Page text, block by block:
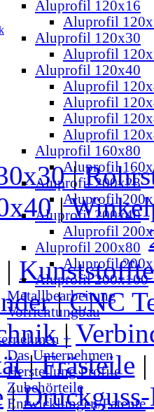
Aluprofil 120x16
Aluprofil
Aluprofil 120x30
Aluprofil
Aluprofil 120x40
Aluprofil
Aluprofil
Aluprofil
Aluprofil
Aluprofil 160x80
Aluprofil
Aluprofil 200x28
Aluprofil
Aluprofil 200x40
Aluprofil
Aluprofil 200x80
Aluprofil
Aluprofil 200x100
Metallbearbeitung
Vorrichtungbau
+
Das Unternehmen
Herstellung Profile
Zubehörteile
Entwicklungen/Patente
|
|
|
|CNC
|
|Frästeile |
|